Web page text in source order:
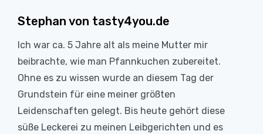
Stephan von tasty4you.de
Ich war ca. 5 Jahre alt als meine Mutter mir
beibrachte, wie man Pfannkuchen zubereitet.
Ohne es zu wissen wurde an diesem Tag der
Grundstein für eine meiner größten
Leidenschaften gelegt. Bis heute gehört diese
süße Leckerei zu meinen Leibgerichten und es